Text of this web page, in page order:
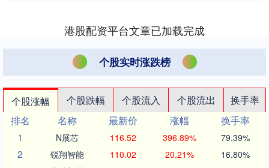
港股配资平台文章已加载完成
个股实时涨跌榜
个股涨幅 个股跌幅 个股流入 个股流出
换手率
排名
名称 最新价 涨幅
换手率
1
N展芯 116.52 396.89% 79.39%
2 锐翔智能 110.02 20.21% 16.80%